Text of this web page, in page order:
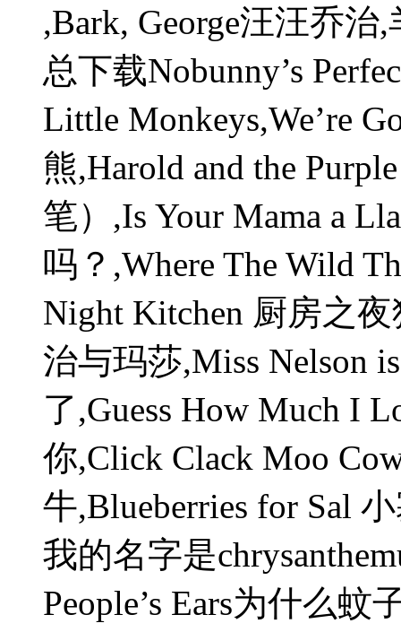
,Bark, George汪汪乔治
总下载Nobunny’s
Little Monkeys,We’re
熊,Harold and the
笔）,Is Your Mama a
吗？,Where The Wild
Night Kitchen 厨房之夜
治与玛莎,Miss Nelson
了,Guess How Much I
你,Click Clack Moo
牛,Blueberries for Sal
我的名字是
People’s Ears为什么